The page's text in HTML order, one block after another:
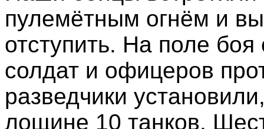
пулемётным огнём и
отступить. На поле
солдат и офицеров
разведчики
лощине 10 танков.